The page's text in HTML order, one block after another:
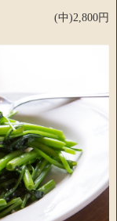
(中)2,800円